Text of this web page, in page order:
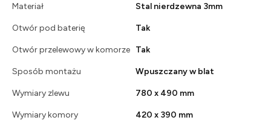
Materiał Stal nierdzewna 3mm
Otwór pod baterię Tak
Otwór przelewowy w komorze Tak
Sposób montażu Wpuszczany w blat
Wymiary zlewu 780 x 490 mm
Wymiary komory 420 x 390 mm